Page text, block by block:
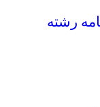
رشته